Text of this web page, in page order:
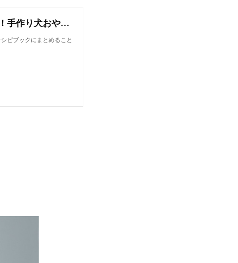
オンラインレシピブック【今日から作れる！手作り犬おやつレシピ】
ピブックにまとめること